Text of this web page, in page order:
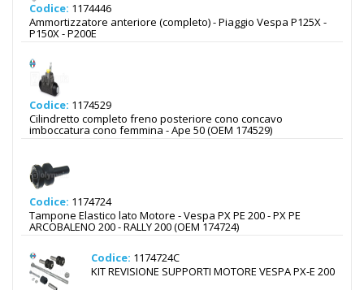
Codice: 1174446
Ammortizzatore anteriore (completo) - Piaggio Vespa P125X -
P150X - P200E
Codice: 1174529
Cilindretto completo freno posteriore cono concavo
imboccatura cono femmina - Ape 50 (OEM 174529)
Codice: 1174724
Tampone Elastico lato Motore - Vespa PX PE 200 - PX PE
ARCOBALENO 200 - RALLY 200 (OEM 174724)
Codice: 1174724C
KIT REVISIONE SUPPORTI MOTORE VESPA PX-E 200